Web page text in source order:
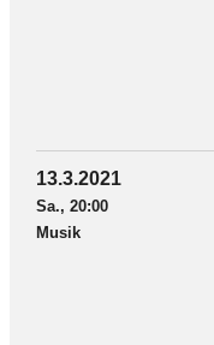
13.3.2021
Sa., 20:00
Musik